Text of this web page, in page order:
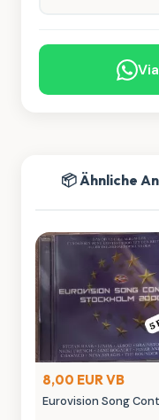
📦 Ähnliche
8,00 EUR VB
Eurovision Song